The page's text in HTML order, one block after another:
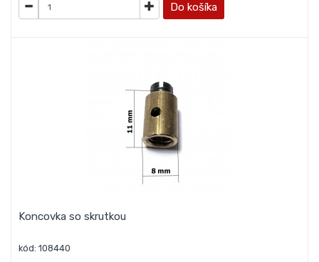
Do košíka
Koncovka so skrutkou
kód: 108440